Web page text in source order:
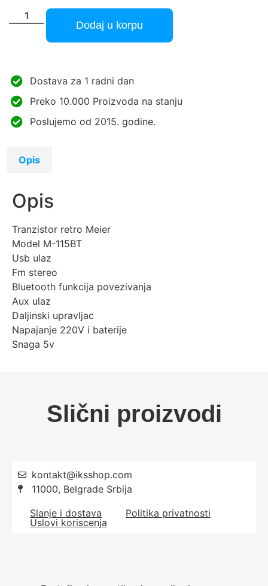
Dodaj u korpu
Dostava za 1 radni dan
Preko 10.000 Proizvoda na stanju
Poslujemo od 2015. godine.
Opis
Opis
Tranzistor retro Meier
Model M-115BT
Usb ulaz
Fm stereo
Bluetooth funkcija povezivanja
Aux ulaz
Daljinski upravljac
Napajanje 220V i baterije
Snaga 5v
Slični proizvodi
kontakt@iksshop.com
11000, Belgrade Srbija
Slanje i dostava
Politika privatnosti
Uslovi koriscenja